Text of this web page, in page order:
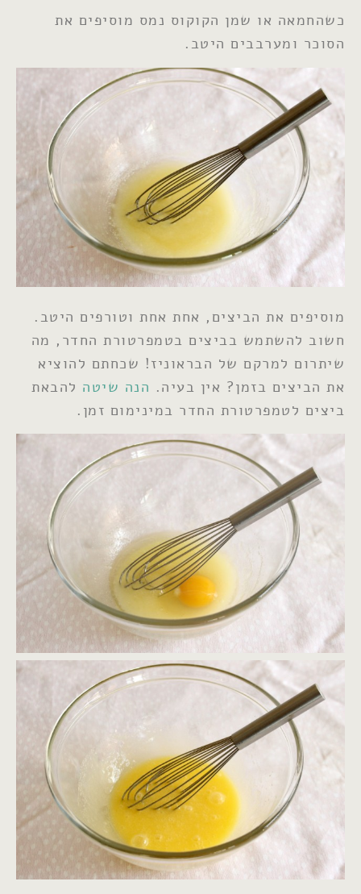
כשהחמאה או שמן הקוקוס נמס מוסיפים את
הסוכר ומערבבים היטב.
מוסיפים את הביצים, אחת אחת וטורפים היטב.
חשוב להשתמש בביצים בטמפרטורת החדר, מה
שיתרום למרקם של הבראוניז! שכחתם להוציא
את הביצים בזמן? אין בעיה. הנה שיטה להבאת
ביצים לטמפרטורת החדר במינימום זמן.